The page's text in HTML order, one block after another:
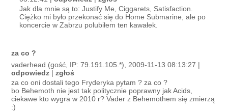
Jak dla mnie są to: Justify Me, Ciggarets, Satisfaction.
Ciężko mi było przekonać się do Home Submarine, ale po
koncercie w Zabrzu polubiłem ten kawałek.
za co ?
vaderhead (gość, IP: 79.191.105.*), 2009-11-13 08:13:27 |
odpowiedz |zgłoś
za co oni dostali tego Fryderyka pytam ? za co ?
bo Behemoth nie jest tak politycznie poprawny jak Acids,
ciekawe kto wygra w 2010 r? Vader z Behemothem się zmierzą
:)